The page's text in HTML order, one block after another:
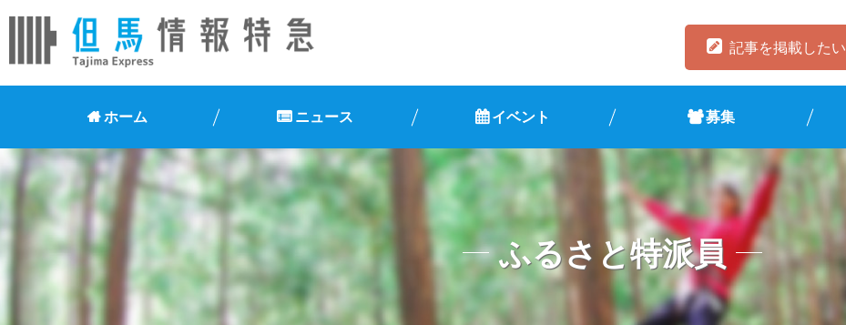
記事を掲載したい
ホーム ニュース イベント 募集
ふるさと特派員